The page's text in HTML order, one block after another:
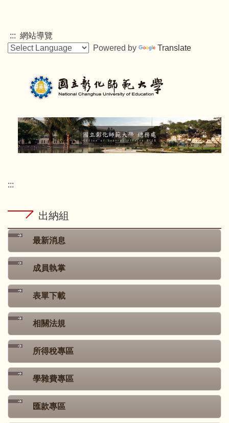
主
要
::: 網站導覽
Powered by
Translate
:::
出納組
最新消息
成員執掌
表單下載
相關法規
所得稅專區
學雜費專區
匯款專區